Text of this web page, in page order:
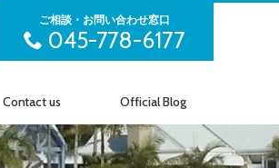
ご相談・お問い合わせ窓口
045-778-6177
Contact us
お問い合わせ
Official Blog
公式ブログ